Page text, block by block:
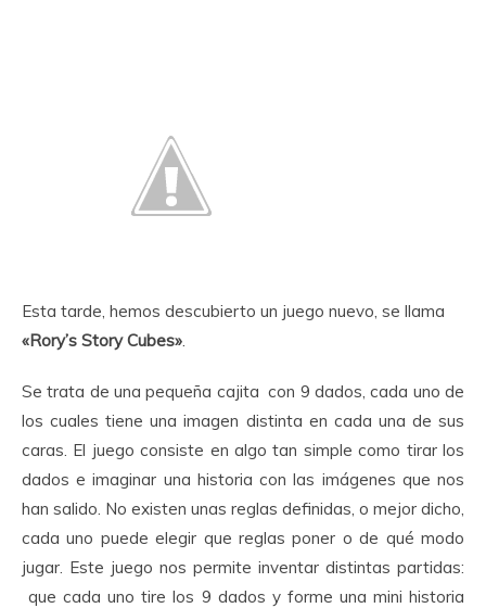
Esta tarde, hemos descubierto un juego nuevo, se llama
«Rory’s Story Cubes»
Se trata de una pequeña cajita con 9 dados, cada uno de
los cuales tiene una imagen distinta en cada una de sus
caras. El juego consiste en algo tan simple como tirar los
dados e imaginar una historia con las imágenes que nos
han salido. No existen unas reglas definidas, o mejor dicho,
cada uno puede elegir que reglas poner o de qué modo
jugar. Este juego nos permite inventar distintas partidas:
que cada uno tire los 9 dados y forme una mini historia